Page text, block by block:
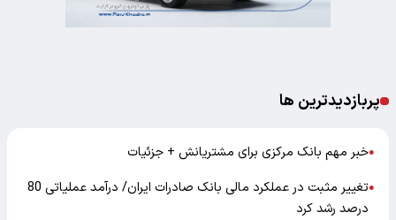
پربازدیدترین ها
●خبر مهم بانک مرکزی برای مشتریانش + جزئیات
●
تغییر مثبت در عملکرد مالی بانک صادرات ایران/ درآمد عملیاتی 80
درصد رشد کرد